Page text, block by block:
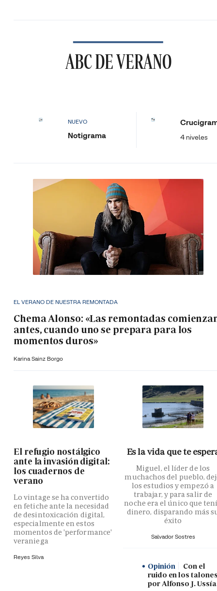
ABC DE VERANO
NUEVO
Notigrama 4 niveles
EL VERANO DE NUESTRA REMONTADA
Chema Alonso: «Las remontadas
antes, cuando uno se prepara para los
momentos duros»
Karina Sainz Borgo
El refugio nostálgico
ante la invasión digital:
los cuadernos de
verano
Lo vintage se ha convertido
en fetiche ante la necesidad
de desintoxicación digital,
especialmente en estos
momentos de 'performance'
veraniega
Reyes Silva
Es la vida que te
Miguel, el líder de los
muchachos del pueblo,
los estudios y empezó a
trabajar, y para salir de
noche era el único que
dinero, disparando más
éxito
Salvador Sostres
Opinión
Con el
ruido en los
por Alfonso J. Ussía